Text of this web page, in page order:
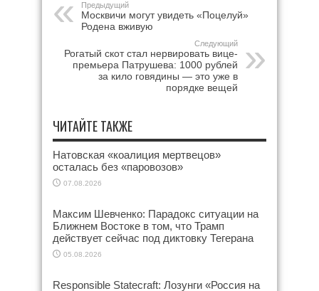
Предыдущий
Москвичи могут увидеть «Поцелуй»
Родена вживую
Следующий
Рогатый скот стал нервировать вице-
премьера Патрушева: 1000 рублей
за кило говядины — это уже в
порядке вещей
ЧИТАЙТЕ ТАКЖЕ
Натовская «коалиция мертвецов»
осталась без «паровозов»
07.08.2026
Максим Шевченко: Парадокс ситуации на
Ближнем Востоке в том, что Трамп
действует сейчас под диктовку Тегерана
05.08.2026
Responsible Statecraft: Лозунги «Россия на